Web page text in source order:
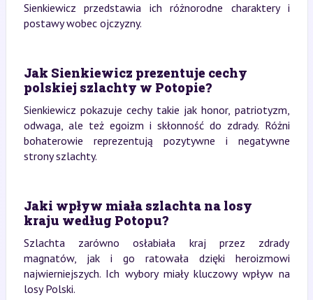
Sienkiewicz przedstawia ich różnorodne charaktery i
postawy wobec ojczyzny.
Jak Sienkiewicz prezentuje cechy
polskiej szlachty w Potopie?
Sienkiewicz pokazuje cechy takie jak honor, patriotyzm,
odwaga, ale też egoizm i skłonność do zdrady. Różni
bohaterowie reprezentują pozytywne i negatywne
strony szlachty.
Jaki wpływ miała szlachta na losy
kraju według Potopu?
Szlachta zarówno osłabiała kraj przez zdrady
magnatów, jak i go ratowała dzięki heroizmowi
najwierniejszych. Ich wybory miały kluczowy wpływ na
losy Polski.